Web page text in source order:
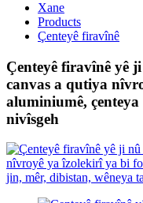
Xane
Products
Çenteyê firavînê
Çenteyê firavînê yê
canvas a qutiya
aluminiumê,
nivîsgeh